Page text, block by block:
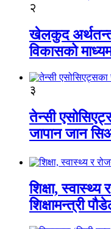
२
खेलकुद अर्थतन्त्र
विकासको
३
तेन्सी
जापान जान
शिक्षा, स्वास्थ्य
शिक्षामन्त्री